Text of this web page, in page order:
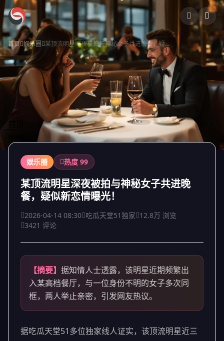
跳过导航
首页 娱乐圈 某顶流明星深夜被拍与神秘女子共进晚餐，疑...
首页
娱乐圈 热度 99
某顶流明星深夜被拍与神秘女子共进晚
餐，疑似新恋情曝光！
2026-04-14 08:30 吃瓜天堂51独家 12.8万 浏览
3421 评论
【摘要】 据知情人士透露，该明星近期频繁出
入某高档餐厅，与一位身份不明的女子多次同
框，两人举止亲密，引发网友热议。
据吃瓜天堂51多位独家线人证实，该顶流明星近三